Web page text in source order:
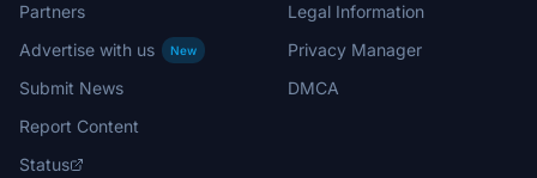
Partners
Advertise with us
New
Submit News
Report Content
Status
Legal Information
Privacy Manager
DMCA